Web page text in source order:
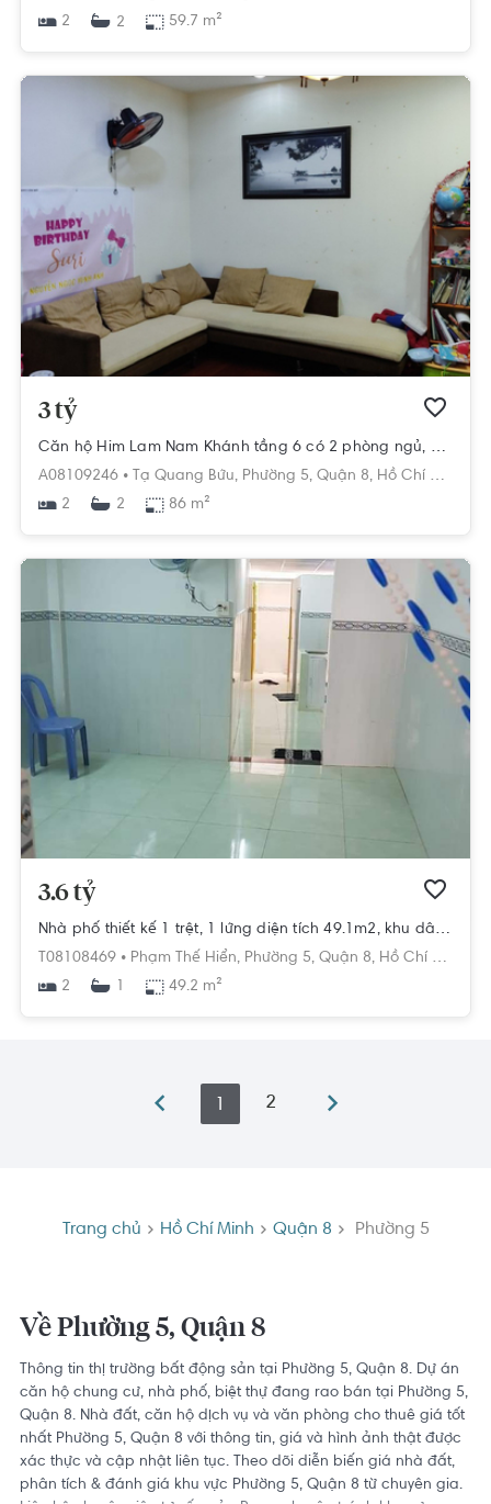
2
2 59.7 m²
3 tỷ
Căn hộ Him Lam Nam Khánh tầng 6 có 2 phòng ngủ, đầy đủ nội thất.
A08109246 •
Tạ Quang Bửu, Phường 5, Quận 8, Hồ Chí Minh
2
2 86 m²
3.6 tỷ
Nhà phố thiết kế 1 trệt, 1 lửng diện tích 49.1m2, khu dân cư sầm uất.
T08108469 • Phạm Thế Hiển, Phường 5, Quận 8, Hồ Chí Minh
2
1 49.2 m²
1 2
Trang chủ Hồ Chí Minh Quận 8 Phường 5
Về Phường 5, Quận 8
Thông tin thị trường bất động sản tại Phường 5, Quận 8. Dự án
căn hộ chung cư, nhà phố, biệt thự đang rao bán tại Phường 5,
Quận 8. Nhà đất, căn hộ dịch vụ và văn phòng cho thuê giá tốt
nhất Phường 5, Quận 8 với thông tin, giá và hình ảnh thật được
xác thực và cập nhật liên tục. Theo dõi diễn biến giá nhà đất,
phân tích & đánh giá khu vực Phường 5, Quận 8 từ chuyên gia.